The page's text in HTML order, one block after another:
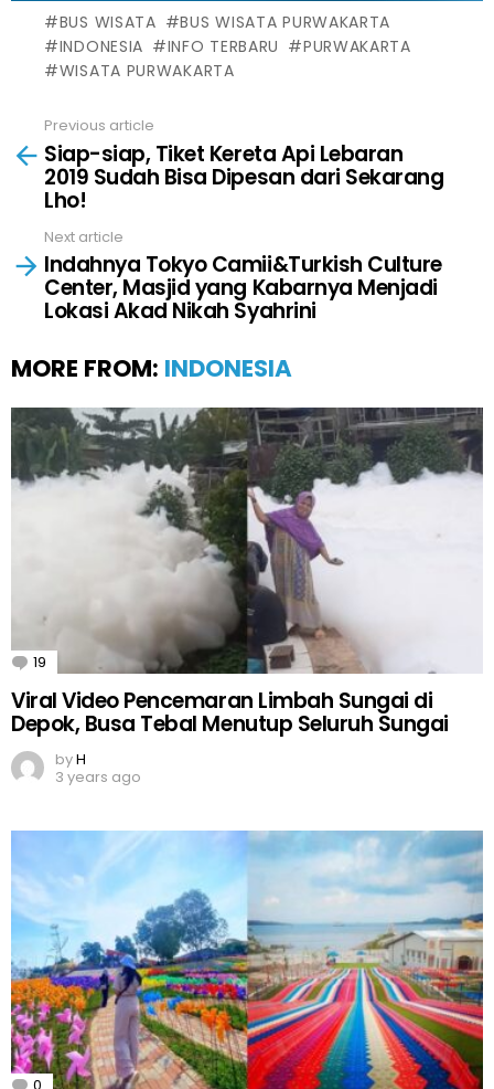
BUS WISATA
BUS WISATA PURWAKARTA
INDONESIA
INFO TERBARU
PURWAKARTA
WISATA PURWAKARTA
more
Previous article
Siap-siap, Tiket Kereta Api Lebaran
2019 Sudah Bisa Dipesan dari Sekarang
Lho!
Next article
Indahnya Tokyo Camii&Turkish Culture
Center, Masjid yang Kabarnya Menjadi
Lokasi Akad Nikah Syahrini
MORE FROM: INDONESIA
19 Comments
Viral Video Pencemaran Limbah Sungai di
Depok, Busa Tebal Menutup Seluruh Sungai
byH
3 years ago